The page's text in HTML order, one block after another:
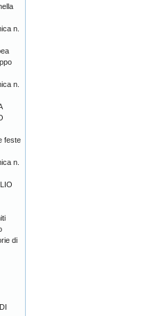
n.
n.
feste
n.
di